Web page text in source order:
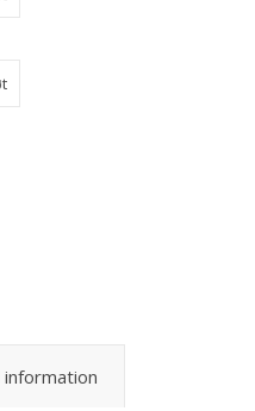
information